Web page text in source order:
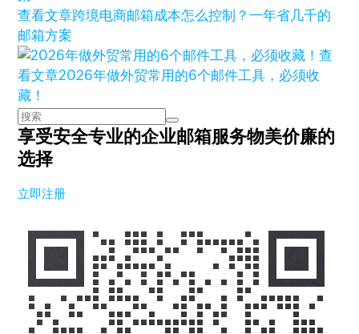
查看文章跨境电商邮箱成本怎么控制？一年省几千的
邮箱方案
查
看文章2026年做外贸常用的6个邮件工具，必须收
藏！
享受安全专业的企业邮箱服务物美价廉的
选择
立即注册